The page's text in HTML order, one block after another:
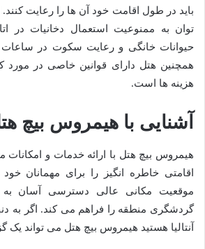
باید در طول اقامت خود آن ها را رعایت کنند.
توان به ممنوعیت استعمال دخانیات در
حیوانات خانگی و رعایت سکوت در ساعات
همچنین هتل دارای قوانین خاصی در مورد
هزینه ها است.
آشنایی با هیمروس بیچ
هیمروس بیچ هتل با ارائه خدمات و
اقامتی خاطره انگیز را برای مهمانان
موقعیت مکانی عالی دسترسی آسان
گردشگری منطقه را فراهم می کند. اگر به
آنتالیا هستید هیمروس بیچ هتل می تواند یک